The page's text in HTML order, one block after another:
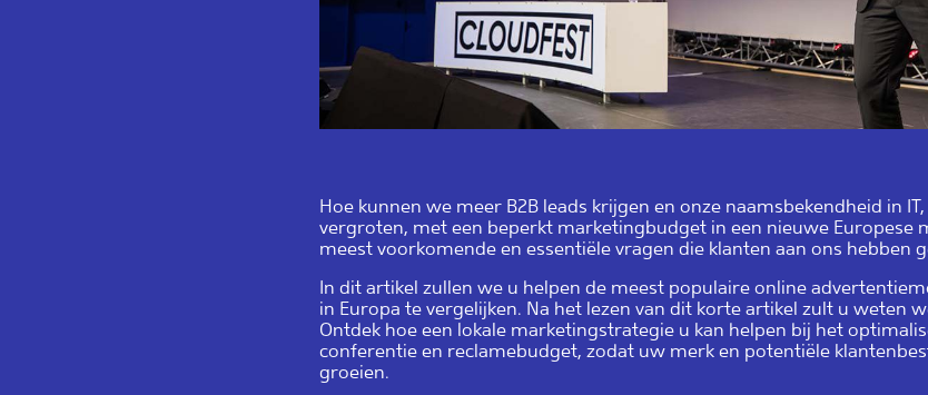
Hoe kunnen we meer B2B leads krijgen en onze naamsbekendheid in
vergroten, met een beperkt marketingbudget in een nieuwe Europese
meest voorkomende en essentiële vragen die klanten aan ons hebben
In dit artikel zullen we u helpen de meest populaire online
in Europa te vergelijken. Na het lezen van dit korte artikel zult u weten
Ontdek hoe een lokale marketingstrategie u kan helpen bij het
conferentie en reclamebudget, zodat uw merk en potentiële
groeien.